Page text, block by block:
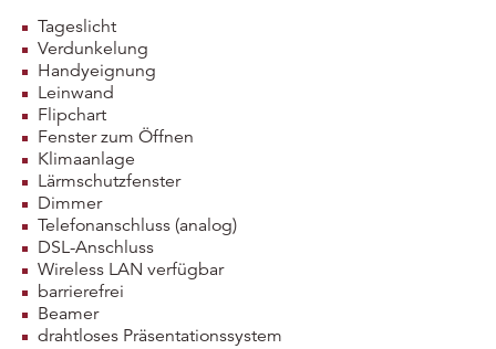
Tageslicht
Verdunkelung
Handyeignung
Leinwand
Flipchart
Fenster zum Öffnen
Klimaanlage
Lärmschutzfenster
Dimmer
Telefonanschluss (analog)
DSL-Anschluss
Wireless LAN verfügbar
barrierefrei
Beamer
drahtloses Präsentationssystem